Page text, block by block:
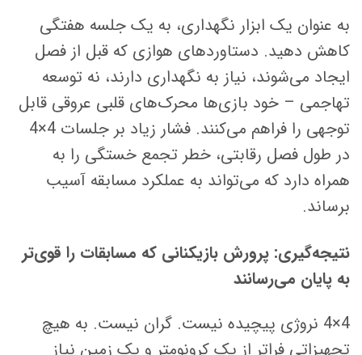
به عنوان یک ابزار نگهداری، به یک جلسه هفتگی
کاهش دهید. دستاوردهای هوازی که قبل از فصل
ایجاد می‌شوند، نیاز به نگهداری دارند، نه توسعه
تهاجمی – خود بازی‌ها محرک‌های قلبی عروقی قابل
توجهی را فراهم می‌کنند. فشار زیاد بر جلسات 4×4
در طول فصل رقابتی، خطر تجمع خستگی را به
همراه دارد که می‌تواند به عملکرد مسابقه آسیب
برساند.
نتیجه‌گیری: پرورش بازیکنانی که مسابقات را قوی‌تر
به پایان می‌رسانند
4×4 نروژی پیچیده نیست. گران نیست. به هیچ